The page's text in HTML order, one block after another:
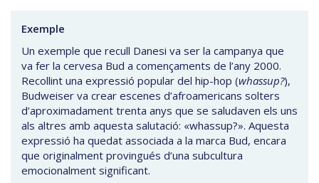
Exemple
Un exemple que recull Danesi va ser la campanya que
va fer la cervesa Bud a començaments de l’any 2000.
Recollint una expressió popular del hip-hop (whassup?),
Budweiser va crear escenes d’afroamericans solters
d’aproximadament trenta anys que se saludaven els uns
als altres amb aquesta salutació: «whassup?». Aquesta
expressió ha quedat associada a la marca Bud, encara
que originalment provingués d’una subcultura
emocionalment significant.